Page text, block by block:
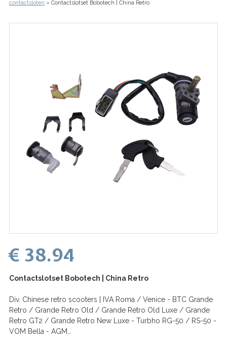
contactsloten
Contactslotset Bobotech | China Retro
€ 38.94
Contactslotset Bobotech | China Retro
Div. Chinese retro scooters | IVA Roma / Venice - BTC Grande
Retro / Grande Retro Old / Grande Retro Old Luxe / Grande
Retro GT2 / Grande Retro New Luxe - Turbho RG-50 / RS-50 -
VOM Bella - AGM…